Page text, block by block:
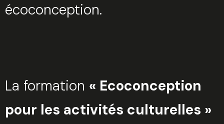
écoconception.
La formation « Ecoconception
pour les activités culturelles »